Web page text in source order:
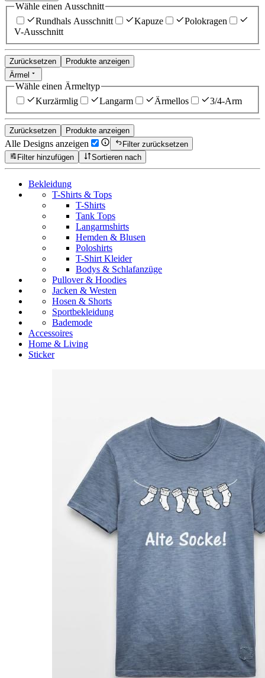
Wähle einen Ausschnitt
Rundhals Ausschnitt
Kapuze
Polokragen
V-Ausschnitt
Zurücksetzen
Produkte anzeigen
Ärmel
Wähle einen Ärmeltyp
Kurzärmlig
Langarm Ärmellos 3/4-Arm
Zurücksetzen Produkte anzeigen
Alle Designs anzeigen
Filter zurücksetzen
Filter hinzufügen
Sortieren nach
Bekleidung
T-Shirts & Tops
T-Shirts
Tank Tops
Langarmshirts
Hemden & Blusen
Poloshirts
T-Shirt Kleider
Bodys & Schlafanzüge
Pullover & Hoodies
Jacken & Westen
Hosen & Shorts
Sportbekleidung
Bademode
Accessoires
Home & Living
Sticker